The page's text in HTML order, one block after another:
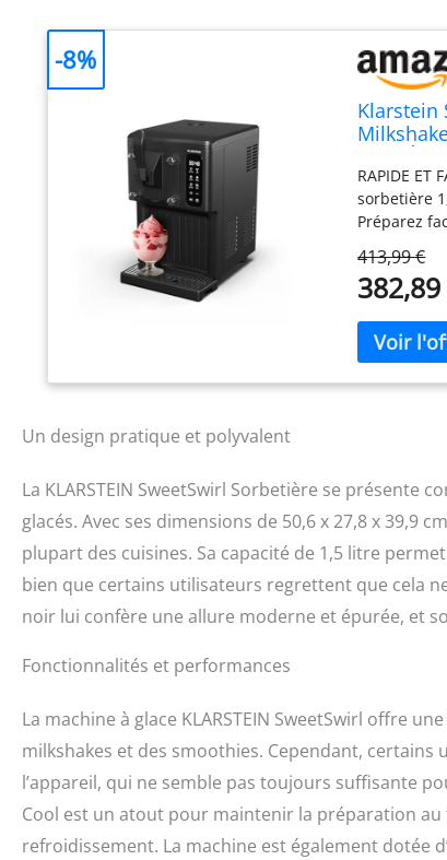
Klarstein
RAPIDE ET
sorbetière
Préparez
système
1,5 litre est
sorbetière
GRANDE
produire
413,99 €
-8%
Un design pratique et polyvalent
La KLARSTEIN SweetSwirl Sorbetière se présente
glacés. Avec ses dimensions de 50,6 x 27,8 x 39,9
plupart des cuisines. Sa capacité de 1,5 litre
bien que certains utilisateurs regrettent que cela
noir lui confère une allure moderne et épurée, et
Fonctionnalités et performances
La machine à glace KLARSTEIN SweetSwirl offre
milkshakes et des smoothies. Cependant,
l’appareil, qui ne semble pas toujours suffisante
Cool est un atout pour maintenir la préparation
refroidissement. La machine est également dotée